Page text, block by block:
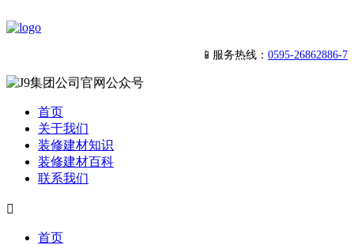
📱服务热线： 0595-26862886-7
首页
关于我们
装修建材知识
装修建材百科
联系我们

首页